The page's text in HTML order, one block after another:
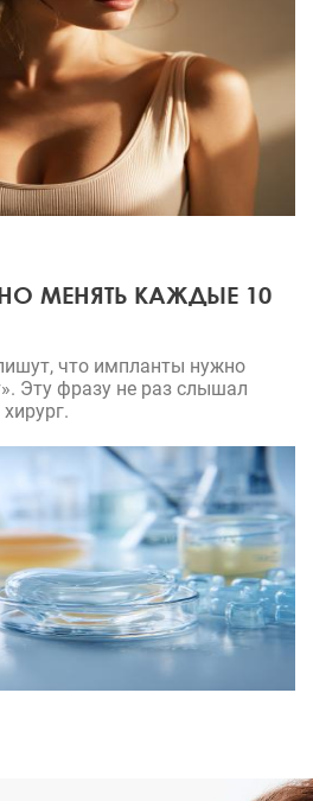
МЕНЯТЬ КАЖДЫЕ 10
что импланты нужно
Эту фразу не раз слышал